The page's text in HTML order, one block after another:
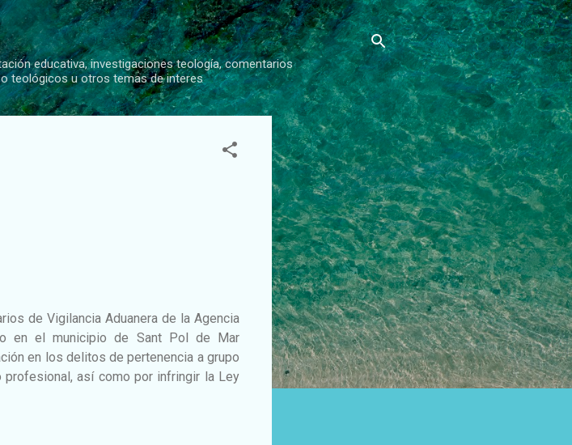
principal
educativa, investigaciones teología, comentarios
teológicos u otros temas de interes
de Vigilancia Aduanera de la Agencia
en el municipio de Sant Pol de Mar
en los delitos de pertenencia a grupo
profesional, así como por infringir la Ley